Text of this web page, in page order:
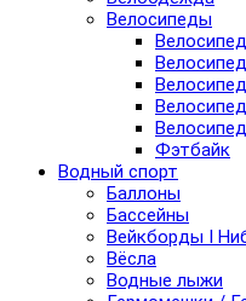
Велосипеды
Фэтбайк
Водный спорт
Баллоны
Бассейны
Вейкборды I
Вёсла
Водные лыжи